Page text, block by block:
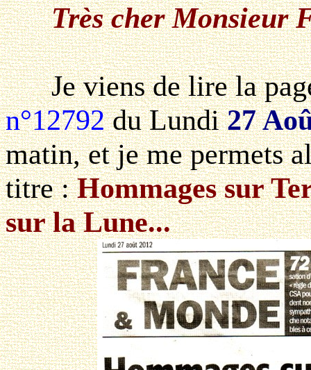
Très cher Monsieur
Je viens de lire la
n°12792du Lundi27
matin, et je me permets
titre :Hommages sur
sur la Lune...